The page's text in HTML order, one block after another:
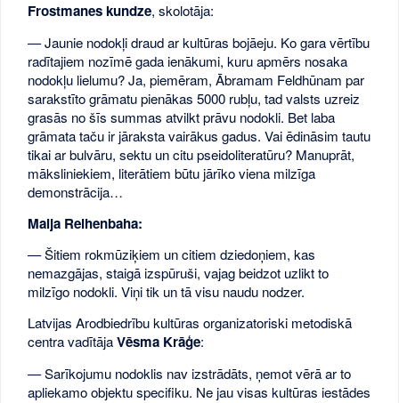
Frostmanes kundze, skolotāja:
— Jaunie nodokļi draud ar kultūras bojāeju. Ko gara vērtību
radītajiem nozīmē gada ienākumi, kuru apmērs nosaka
nodokļu lielumu? Ja, piemēram, Ābramam Feldhūnam par
sarakstīto grāmatu pienākas 5000 rubļu, tad valsts uzreiz
grasās no šīs summas atvilkt prāvu nodokli. Bet laba
grāmata taču ir jāraksta vairākus gadus. Vai ēdināsim tautu
tikai ar bulvāru, sektu un citu pseidoliteratūru? Manuprāt,
māksliniekiem, literātiem būtu jārīko viena milzīga
demonstrācija…
Maija Reihenbaha:
— Šitiem rokmūziķiem un citiem dziedoņiem, kas
nemazgājas, staigā izspūruši, vajag beidzot uzlikt to
milzīgo nodokli. Viņi tik un tā visu naudu nodzer.
Latvijas Arodbiedrību kultūras organizatoriski metodiskā
centra vadītājaVēsma Krāģe:
— Sarīkojumu nodoklis nav izstrādāts, ņemot vērā ar to
apliekamo objektu specifiku. Ne jau visas kultūras iestādes